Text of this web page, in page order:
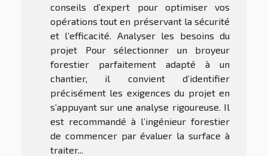
conseils d’expert pour optimiser vos
opérations tout en préservant la sécurité
et l’efficacité. Analyser les besoins du
projet Pour sélectionner un broyeur
forestier parfaitement adapté à un
chantier, il convient d’identifier
précisément les exigences du projet en
s’appuyant sur une analyse rigoureuse. Il
est recommandé à l’ingénieur forestier
de commencer par évaluer la surface à
traiter...